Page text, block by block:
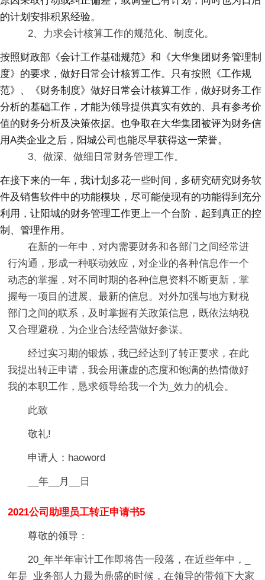
的计划安排积累经验。
2、力求会计核算工作的规范化、制度化。
按照财政部《会计工作基础规范》和《大华集团财务管理制
度》的要求，做好日常会计核算工作。只有按照《工作规
范》、《财务制度》做好日常会计核算工作，做好财务工作
分析的基础工作，才能为领导提供真实有效的、具有参考价
值的财务分析及决策依据。也争取在大华集团被评为财务信
用A类企业之后，阳城公司也能尽早获得这一荣誉。
3、做深、做细日常财务管理工作。
在接下来的一年，我计划多花一些时间，多研究研究财务软
件及销售软件中的功能模块，尽可能使现有的功能得到充分
利用，让阳城的财务管理工作更上一个台阶，起到真正的控
制、管理作用。
在新的一年中，对内需要财务和各部门之间经常进
行沟通，形成一种联动效应，对企业的各种信息作一个
动态的掌握，对不同时期的各种信息资料不断更新，掌
握每一项目的进展、最新的信息。对外加强与地方财税
部门之间的联系，及时掌握有关政策信息，既依法纳税
又合理避税，为企业合法经营做好参谋。
经过实习期的锻炼，我已经达到了转正要求，在此
我提出转正申请，我会用谦虚的态度和饱满的热情做好
我的本职工作，恳求领导给我一个为_效力的机会。
此致
敬礼!
申请人：haoword
__年__月__日
2021公司助理员工转正申请书5
尊敬的领导：
20_年半年审计工作即将告一段落，在近些年中，_
年是_业务部人力最为鼎盛的时候，在领导的带领下大家